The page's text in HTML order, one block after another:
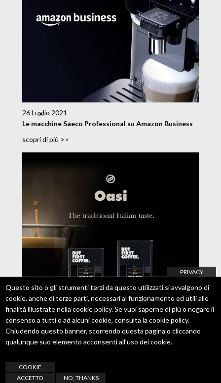
26 Luglio 2021
Le macchine Saeco Professional su Amazon Business
scopri di più >>
21 Luglio 2021
PRIVACY
Questo sito o gli strumenti terzi da questo utilizzati si avvalgono di
cookie, anche di terze parti, necessari al funzionamento ed utili alle
finalità illustrate nella cookie policy. Se vuoi saperne di più o negare il
consenso a tutti o ad alcuni cookie, consulta lacookie policy.
Chiudendo questo banner, scorrendo questa pagina o cliccando
qualunque suo elemento acconsenti all’uso dei cookie.
COOKIE
ACCETTO
NO, THANKS